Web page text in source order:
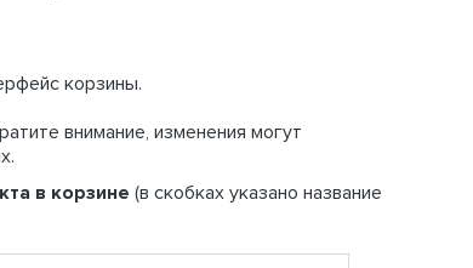
корзины.
внимание, изменения могут
в корзине (в скобках указано название